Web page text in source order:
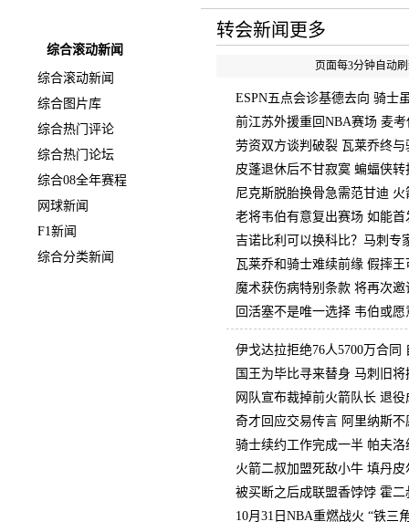
综合滚动新闻
综合滚动新闻
综合图片库
综合热门评论
综合热门论坛
综合08全年赛程
网球新闻
F1新闻
综合分类新闻
转会新闻更多
页面每3分钟自动
ESPN五点会诊基德去向 骑士
前江苏外援重回NBA赛场 麦
劳资双方谈判破裂 瓦莱乔终
皮蓬退休后不甘寂寞 蝙蝠侠
尼克斯脱胎换骨急需范甘迪
老将韦伯有意复出赛场 如能
吉诺比利可以换科比？马刺专
瓦莱乔和骑士难续前缘 假摔
魔术获伤病特别条款 将再次
回活塞不是唯一选择 韦伯或
伊戈达拉拒绝76人5700万合同
国王为毕比寻来替身 马刺旧
网队宣布裁掉前火箭队长 退
奇才回应交易传言 阿里纳斯
骑士续约工作完成一半 帕夫
火箭二叔加盟死敌小牛 填丹
被买断之后成联盟香饽饽 霍
10月31日NBA重燃战火 “铁三